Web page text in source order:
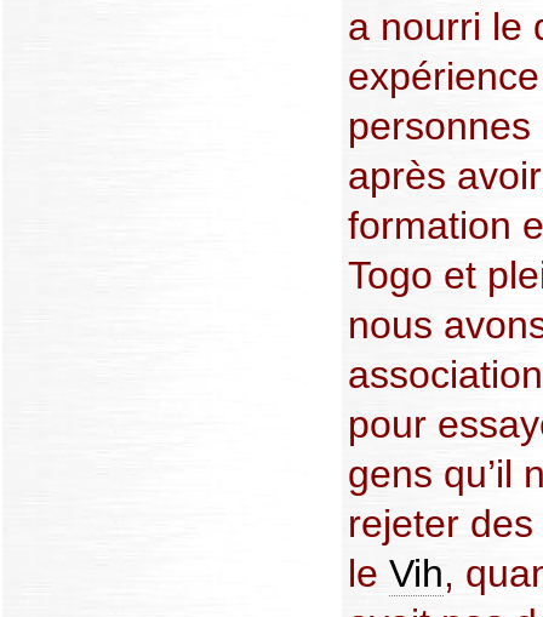
a nourri le
après
formation
Togo et
nous
pour
gens qu’il
rejeter
le Vih,